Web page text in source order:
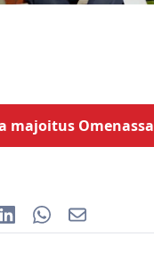
majoitus Omenassa